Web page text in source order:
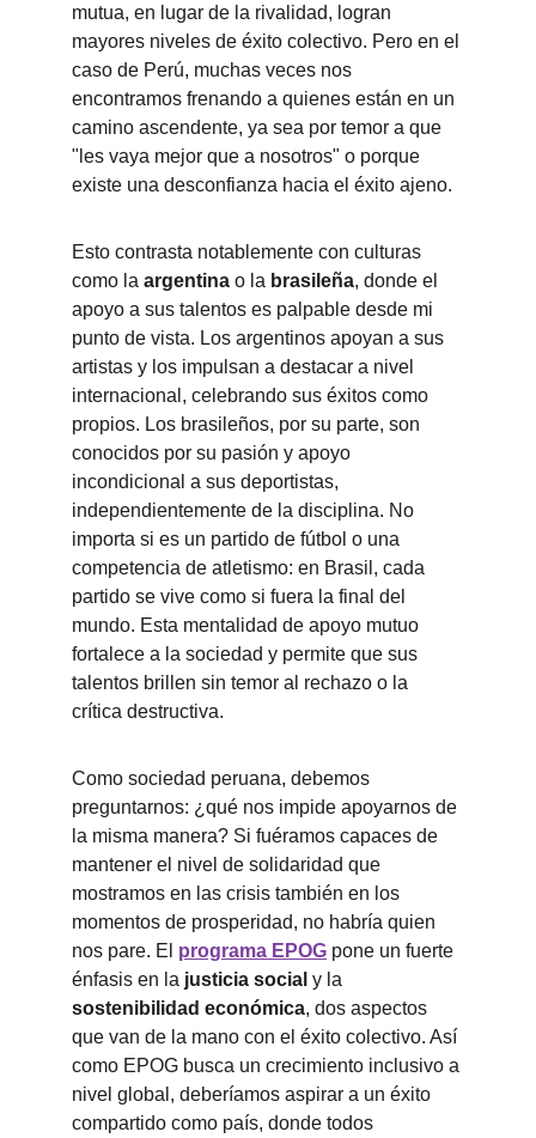
mutua, en lugar de la rivalidad, logran
mayores niveles de éxito colectivo. Pero en el
caso de Perú, muchas veces nos
encontramos frenando a quienes están en un
camino ascendente, ya sea por temor a que
"les vaya mejor que a nosotros" o porque
existe una desconfianza hacia el éxito ajeno.
Esto contrasta notablemente con culturas
como la argentina o la brasileña, donde el
apoyo a sus talentos es palpable desde mi
punto de vista. Los argentinos apoyan a sus
artistas y los impulsan a destacar a nivel
internacional, celebrando sus éxitos como
propios. Los brasileños, por su parte, son
conocidos por su pasión y apoyo
incondicional a sus deportistas,
independientemente de la disciplina. No
importa si es un partido de fútbol o una
competencia de atletismo: en Brasil, cada
partido se vive como si fuera la final del
mundo. Esta mentalidad de apoyo mutuo
fortalece a la sociedad y permite que sus
talentos brillen sin temor al rechazo o la
crítica destructiva.
Como sociedad peruana, debemos
preguntarnos: ¿qué nos impide apoyarnos de
la misma manera? Si fuéramos capaces de
mantener el nivel de solidaridad que
mostramos en las crisis también en los
momentos de prosperidad, no habría quien
nos pare. El programa EPOG pone un fuerte
énfasis en la justicia social y la
sostenibilidad económica, dos aspectos
que van de la mano con el éxito colectivo. Así
como EPOG busca un crecimiento inclusivo a
nivel global, deberíamos aspirar a un éxito
compartido como país, donde todos